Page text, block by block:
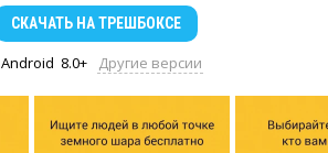
СКАЧАТЬ НА ТРЕШБОКСЕ
Android 8.0+ Другие версии